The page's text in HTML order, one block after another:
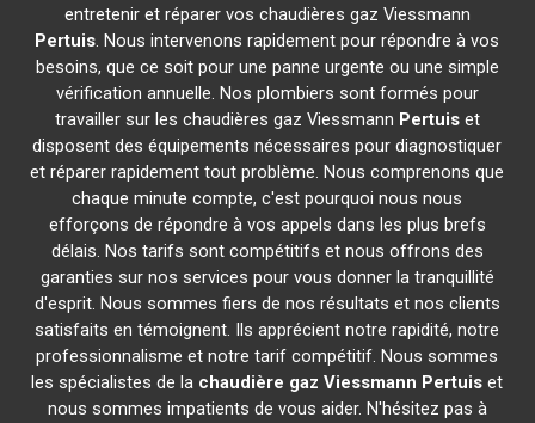
entretenir et réparer vos chaudières gaz Viessmann
Pertuis. Nous intervenons rapidement pour répondre à vos
besoins, que ce soit pour une panne urgente ou une simple
vérification annuelle. Nos plombiers sont formés pour
travailler sur les chaudières gaz Viessmann Pertuiset
disposent des équipements nécessaires pour diagnostiquer
et réparer rapidement tout problème. Nous comprenons que
chaque minute compte, c'est pourquoi nous nous
efforçons de répondre à vos appels dans les plus brefs
délais. Nos tarifs sont compétitifs et nous offrons des
garanties sur nos services pour vous donner la tranquillité
d'esprit. Nous sommes fiers de nos résultats et nos clients
satisfaits en témoignent. Ils apprécient notre rapidité, notre
professionnalisme et notre tarif compétitif. Nous sommes
les spécialistes de la chaudière gaz Viessmann Pertuis et
nous sommes impatients de vous aider. N'hésitez pas à